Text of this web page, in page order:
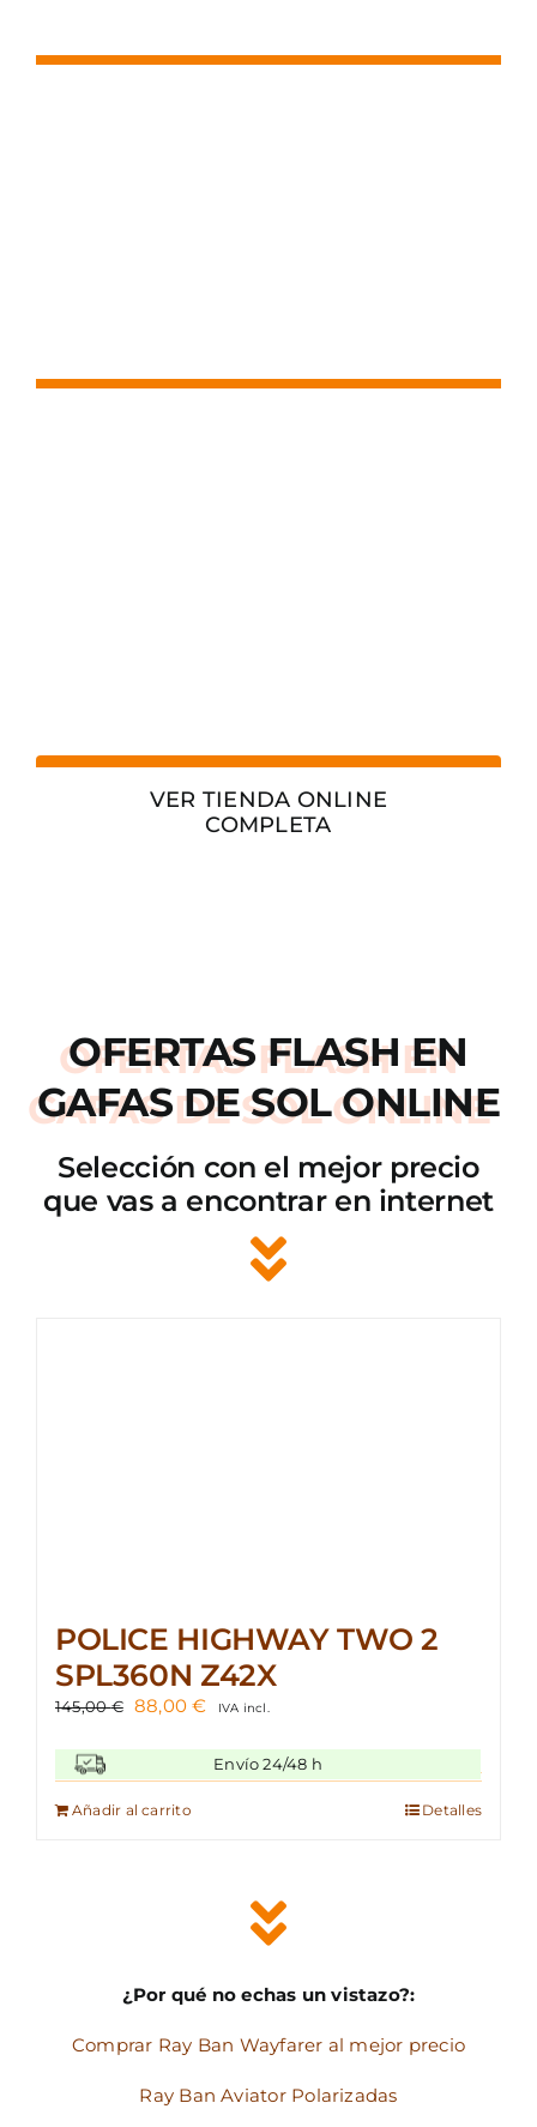
VER TIENDA ONLINE
COMPLETA
OFERTAS FLASH EN
GAFAS DE SOL ONLINE
Selección con el mejor precio
que vas a encontrar en internet
POLICE HIGHWAY TWO 2
SPL360N Z42X
145,00€ El
original
era:
145,00 €.
88,00€ El
actual
es:
IVA incl.
Envío 24/48 h
Añadir al carrito Detalles
¿Por qué no echas un vistazo?:
Comprar Ray Ban Wayfarer al mejor precio
Ray Ban Aviator Polarizadas